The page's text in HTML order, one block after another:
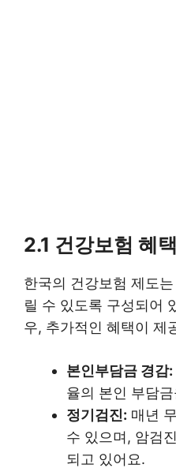
2.1 건강보험 혜택
한국의 건강보험 제도
릴 수 있도록 구성되어
우, 추가적인 혜택이 제
본인부담금 경감:
율의 본인 부담
정기검진: 매년
수 있으며, 암검
되고 있어요.